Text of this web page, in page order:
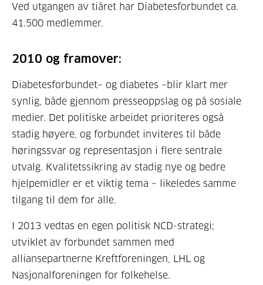
Ved utgangen av tiåret har Diabetesforbundet ca.
41.500 medlemmer.
2010 og framover:
Diabetesforbundet– og diabetes –blir klart mer
synlig, både gjennom presseoppslag og på sosiale
medier. Det politiske arbeidet prioriteres også
stadig høyere, og forbundet inviteres til både
høringssvar og representasjon i flere sentrale
utvalg. Kvalitetssikring av stadig nye og bedre
hjelpemidler er et viktig tema – likeledes samme
tilgang til dem for alle.
I 2013 vedtas en egen politisk NCD-strategi;
utviklet av forbundet sammen med
alliansepartnerne Kreftforeningen, LHL og
Nasjonalforeningen for folkehelse.